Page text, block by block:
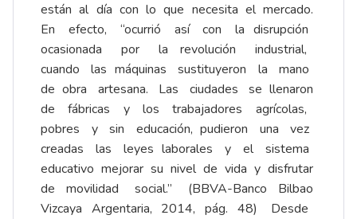
están al día con lo que necesita el mercado.
En efecto, ‘‘ocurrió así con la disrupción
ocasionada por la revolución industrial,
cuando las máquinas sustituyeron la mano
de obra artesana. Las ciudades se llenaron
de fábricas y los trabajadores agrícolas,
pobres y sin educación, pudieron una vez
creadas las leyes laborales y el sistema
educativo mejorar su nivel de vida y disfrutar
de movilidad social.’’ (BBVA-­Banco Bilbao
Vizcaya Argentaria, 2014, pág. 48) Desde